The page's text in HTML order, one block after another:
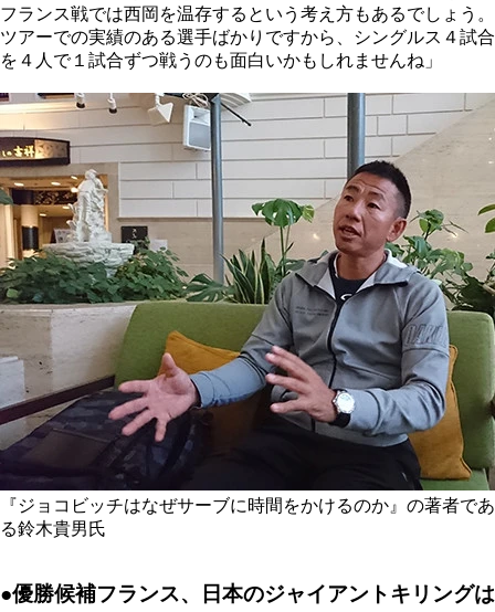
フランス戦では西岡を温存するという考え方もあるでしょう。
ツアーでの実績のある選手ばかりですから、シングルス４試合
を４人で１試合ずつ戦うのも面白いかもしれませんね」
『ジョコビッチはなぜサーブに時間をかけるのか』の著者であ
る鈴木貴男氏
●優勝候補フランス、日本のジャイアントキリングは